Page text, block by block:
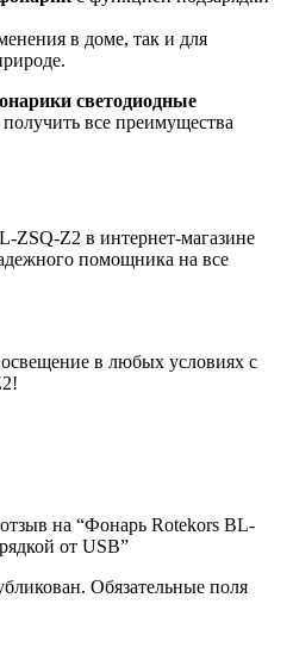
в доме, так и для
светодиодные
все преимущества
ZSQ-Z2 в интернет-магазине
помощника на все
освещение в любых условиях с
на “Фонарь Rotekors BL-
от USB”
Обязательные поля